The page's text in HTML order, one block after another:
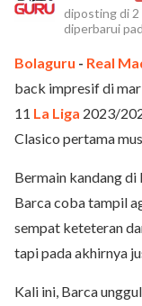
diposting di
diperbarui
Bolaguru - Real
back impresif di
11 La Liga 2023/
Clasico pertama
Bermain kandang di
Barca coba tampil
sempat keteteran
tapi pada akhirnya
Kali ini, Barca